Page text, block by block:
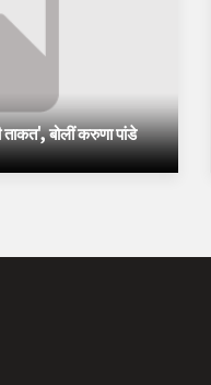
बोलीं करुणा पांडे